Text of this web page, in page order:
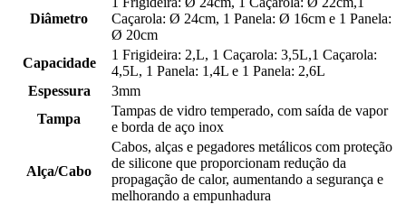
Diâmetro
Caçarola: Ø 24cm, 1 Panela: Ø 16cm e 1 Panela:
Ø 20cm
Capacidade
1 Frigideira: 2,L, 1 Caçarola: 3,5L,1 Caçarola:
4,5L, 1 Panela: 1,4L e 1 Panela: 2,6L
Espessura
3mm
Tampa
Tampas de vidro temperado, com saída de vapor
e borda de aço inox
Alça/Cabo
Cabos, alças e pegadores metálicos com proteção
de silicone que proporcionam redução da
propagação de calor, aumentando a segurança e
melhorando a empunhadura